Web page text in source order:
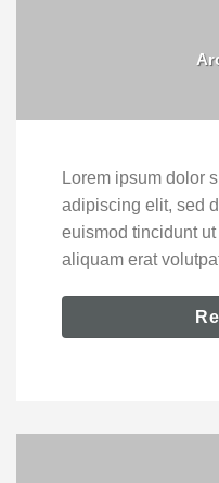
Lorem ipsum dolor
adipiscing elit, sed
euismod tincidunt
aliquam erat